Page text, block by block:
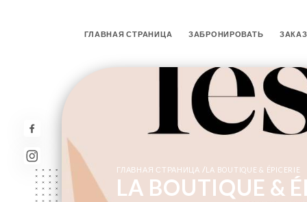
ГЛАВНАЯ СТРАНИЦА ЗАБРОНИРОВАТЬ
ГЛАВНАЯ СТРАНИЦА /LA BOUTIQUE & ÉPICERIE
LA BOUTIQUE &